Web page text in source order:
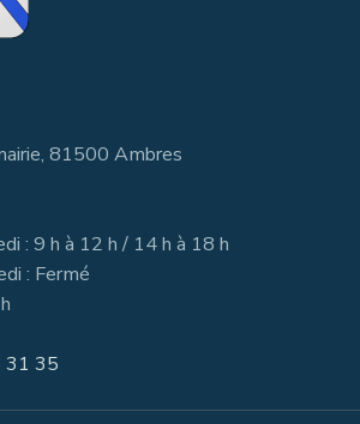
81500 Ambres
: 9 h à 12 h / 14 h à 18 h
: Fermé
31 35